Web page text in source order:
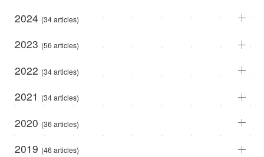
2024 (34 articles)
2023 (56 articles)
2022 (34 articles)
2021 (34 articles)
2020 (36 articles)
2019 (46 articles)